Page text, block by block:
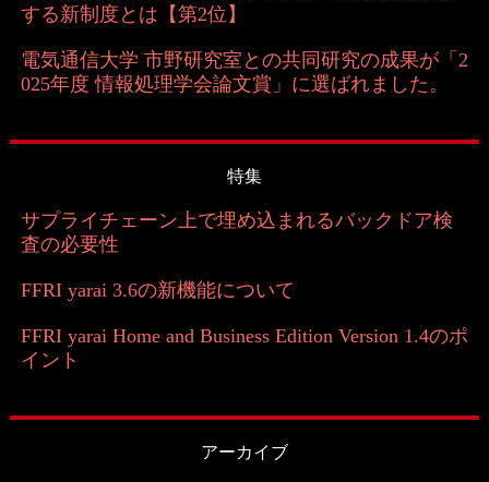
する新制度とは【第2位】
電気通信大学 市野研究室との共同研究の成果が「2
025年度 情報処理学会論文賞」に選ばれました。
特集
サプライチェーン上で埋め込まれるバックドア検
査の必要性
FFRI yarai 3.6の新機能について
FFRI yarai Home and Business Edition Version 1.4のポ
イント
アーカイブ